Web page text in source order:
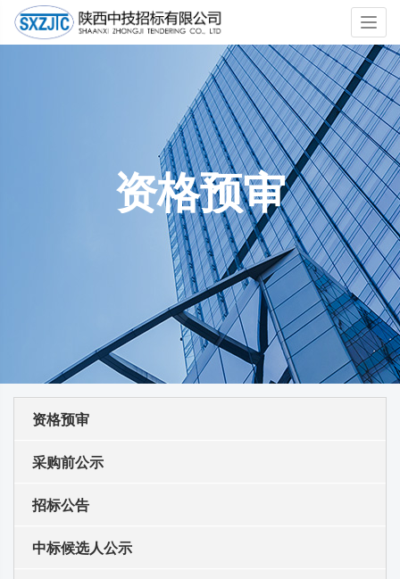
资格预审
资格预审
采购前公示
招标公告
中标候选人公示